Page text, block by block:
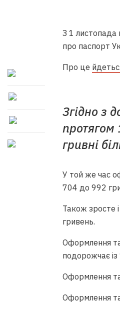
З 1 листопада
про паспорт
Про це
Згідно з
протягом
гривні
У той же час
704 до 992
Також зросте
гривень.
Оформлення
подорожчає
Оформлення
Оформлення